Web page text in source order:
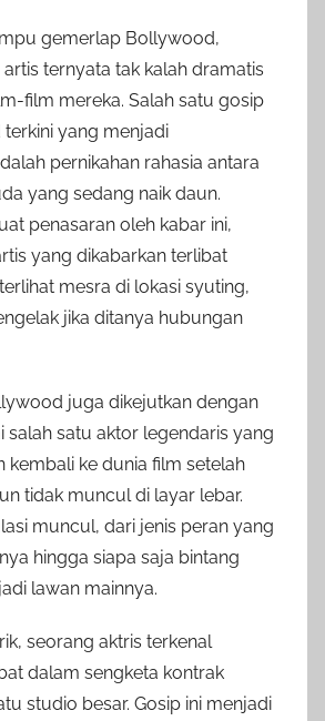
gemerlap Bollywood,
ternyata tak kalah dramatis
film mereka. Salah satu gosip
yang menjadi
pernikahan rahasia antara
yang sedang naik daun.
penasaran oleh kabar ini,
yang dikabarkan terlibat
mesra di lokasi syuting,
jika ditanya hubungan
juga dikejutkan dengan
salah satu aktor legendaris yang
kembali ke dunia film setelah
tidak muncul di layar lebar.
muncul, dari jenis peran yang
hingga siapa saja bintang
lawan mainnya.
seorang aktris terkenal
dalam sengketa kontrak
studio besar. Gosip ini menjadi